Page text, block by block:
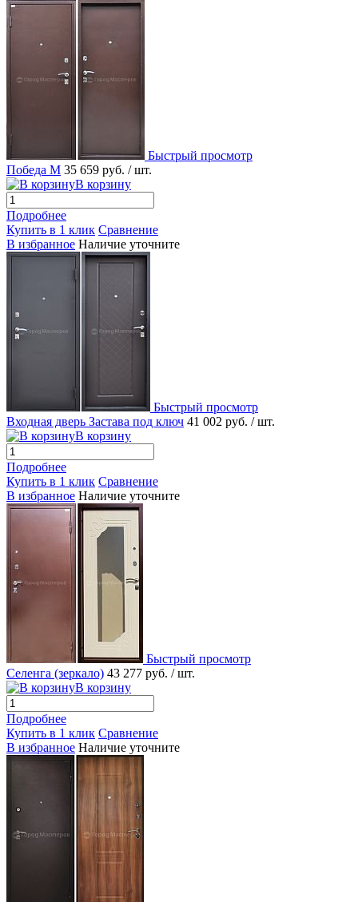
Быстрый просмотр
Победа М 35 659 руб. / шт.
В корзину
Подробнее
Купить в 1 клик Сравнение
В избранное Наличие уточните
Быстрый просмотр
Входная дверь Застава под ключ 41 002 руб. / шт.
В корзину
Подробнее
Купить в 1 клик Сравнение
В избранное Наличие уточните
Быстрый просмотр
Селенга (зеркало) 43 277 руб. / шт.
В корзину
Подробнее
Купить в 1 клик Сравнение
В избранное Наличие уточните